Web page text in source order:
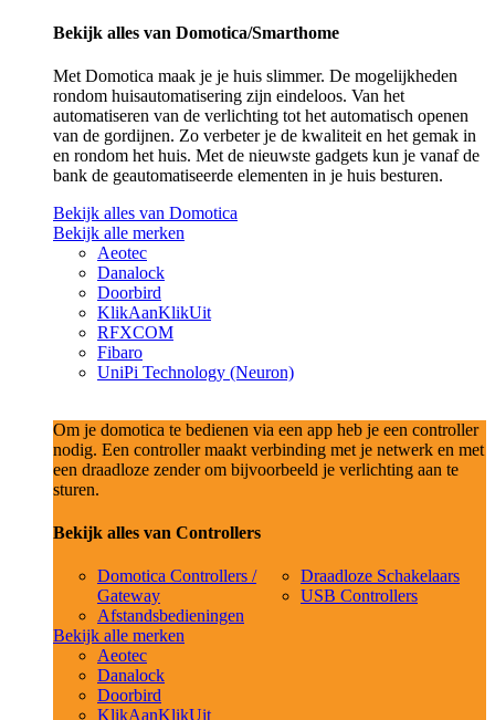
Bekijk alles van Domotica/Smarthome
Met Domotica maak je je huis slimmer. De mogelijkheden
rondom huisautomatisering zijn eindeloos. Van het
automatiseren van de verlichting tot het automatisch openen
van de gordijnen. Zo verbeter je de kwaliteit en het gemak in
en rondom het huis. Met de nieuwste gadgets kun je vanaf de
bank de geautomatiseerde elementen in je huis besturen.
Bekijk alles van Domotica
Bekijk alle merken
Aeotec
Danalock
Doorbird
KlikAanKlikUit
RFXCOM
Fibaro
UniPi Technology (Neuron)
Om je domotica te bedienen via een app heb je een controller
nodig. Een controller maakt verbinding met je netwerk en met
een draadloze zender om bijvoorbeeld je verlichting aan te
sturen.
Bekijk alles van Controllers
Domotica Controllers /
Gateway
Afstandsbedieningen
Draadloze Schakelaars
USB Controllers
Bekijk alle merken
Aeotec
Danalock
Doorbird
KlikAanKlikUit